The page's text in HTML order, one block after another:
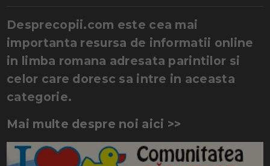
Desprecopii.com este cea mai
importanta resursa de informatii online
in limba romana adresata parintilor si
celor care doresc sa intre in aceasta
categorie.
Mai multe despre noi aici >>